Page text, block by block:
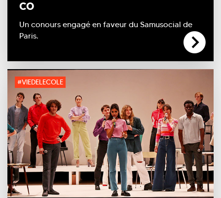
CO
Un conours engagé en faveur du Samusocial de
Paris.
#VIEDELECOLE